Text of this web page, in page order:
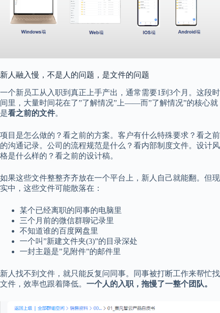
新人融入慢，不是人的问题，是文件的问题
一个新员工从入职到真正上手产出，通常需要1到3个月。这段时
间里，大量时间花在了”了解情况”上——而”了解情况”的核心就
是看之前的文件。
项目是怎么做的？看之前的方案。客户有什么特殊要求？看之前
的沟通记录。公司的流程规范是什么？看内部制度文件。设计风
格是什么样的？看之前的设计稿。
如果这些文件整整齐齐放在一个平台上，新人自己就能翻。但现
实中，这些文件可能散落在：
某个已经离职的同事的电脑里
三个月前的微信群聊记录里
不知道谁的百度网盘里
一个叫”新建文件夹(3)”的目录深处
一封主题是”见附件”的邮件里
新人找不到文件，就只能反复问同事。同事被打断工作来帮忙找
文件，效率也跟着降低。 一个人的入职，拖慢了一整个团队。